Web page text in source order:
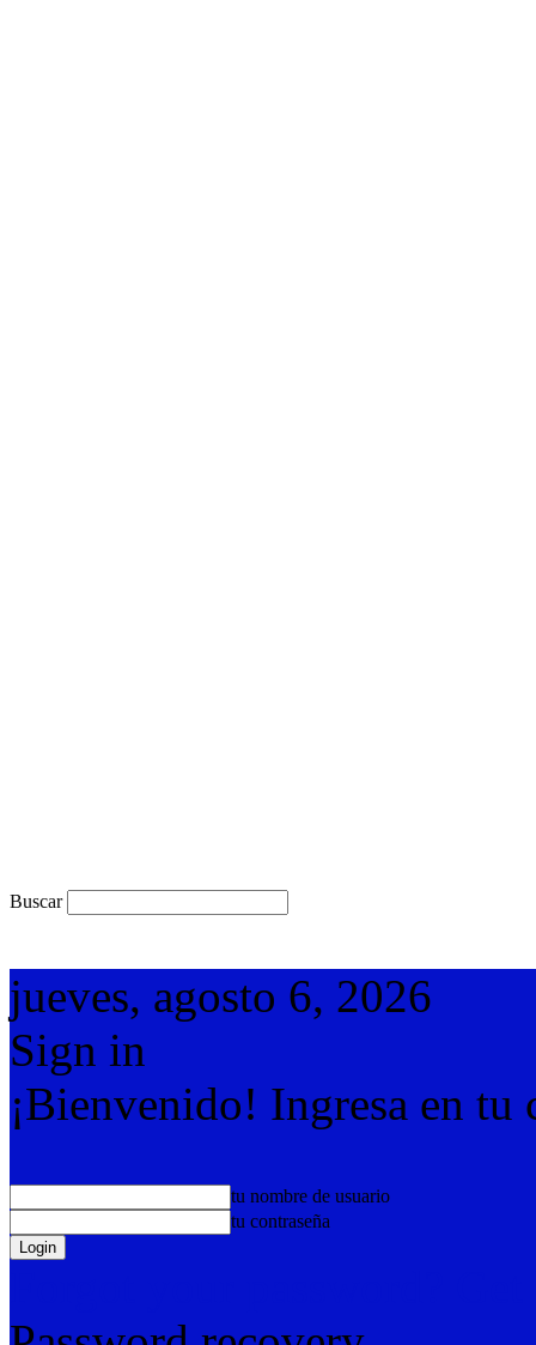
Buscar
jueves, agosto 6, 2026
Sign in
¡Bienvenido! Ingresa en tu
tu nombre de usuario
tu contraseña